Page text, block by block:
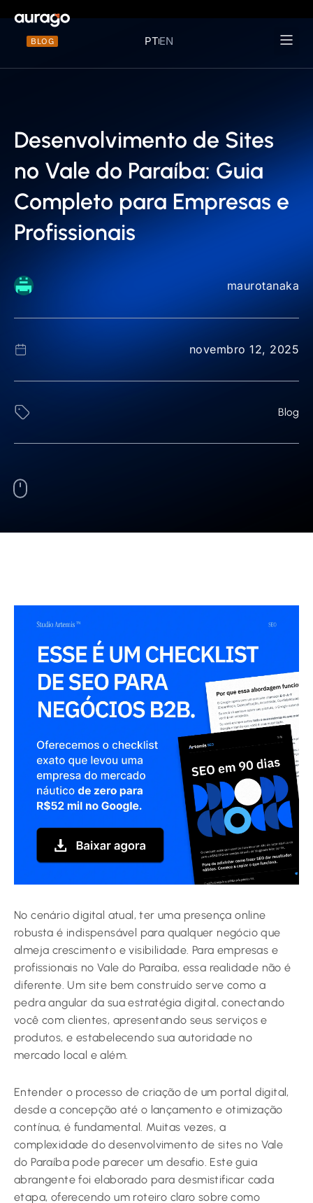
BLOG PTEN
Desenvolvimento de Sites
no Vale do Paraíba: Guia
Completo para Empresas e
Profissionais
maurotanaka
novembro 12, 2025
Blog
No cenário digital atual, ter uma presença online
robusta é indispensável para qualquer negócio que
almeja crescimento e visibilidade. Para empresas e
profissionais no Vale do Paraíba, essa realidade não é
diferente. Um site bem construído serve como a
pedra angular da sua estratégia digital, conectando
você com clientes, apresentando seus serviços e
produtos, e estabelecendo sua autoridade no
mercado local e além.
Entender o processo de criação de um portal digital,
desde a concepção até o lançamento e otimização
contínua, é fundamental. Muitas vezes, a
complexidade do desenvolvimento de sites no Vale
do Paraíba pode parecer um desafio. Este guia
abrangente foi elaborado para desmistificar cada
etapa, oferecendo um roteiro claro sobre como